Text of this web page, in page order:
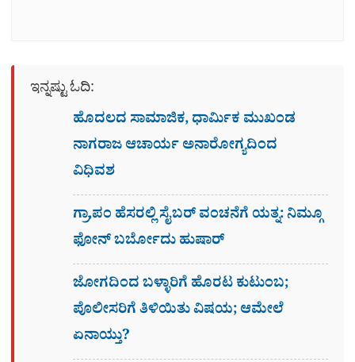
ಇನ್ನಷ್ಟು ಓದಿ:
ಹೊದಲದ ಸಾಮಾಜಿಕ, ಧಾರ್ಮಿಕ ಮುಖಂಡ
ನಾಗರಾಜ ಆಚಾರ್ಯ ಅನಾರೋಗ್ಯದಿಂದ
ವಿಧಿವಶ
ಗ್ರಾ,ಪಂ ಹೆಸರಲ್ಲಿ ಸೈಬ‌ರ್ ವಂಚನೆಗೆ ಯತ್ನ: ನಿಮ್ಗೂ
ಫೋನ್​ ಬರ್ಬೋದು ಹುಷಾರ್​​
ಜೋಗದಿಂದ ಬಳ್ಳಾರಿಗೆ ಹೊರಟ ಕುಟುಂಬ;
ಪೊಲೀಸರಿಗೆ ತಿಳಿಯಿತು ವಿಷಯ; ಆಮೇಲೆ
ಏನಾಯ್ತು?